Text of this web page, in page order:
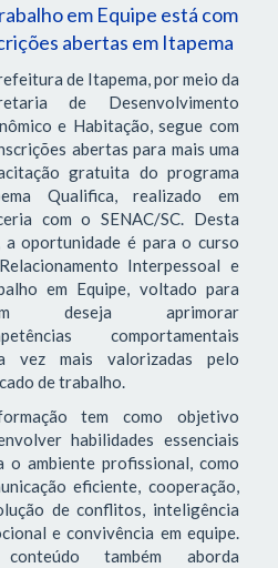
em Equipe está com
abertas em Itapema
de Itapema, por meio da
de Desenvolvimento
e Habitação, segue com
abertas para mais uma
gratuita do programa
Qualifica, realizado em
com o SENAC/SC. Desta
a oportunidade é para o curso
Interpessoal e
em Equipe, voltado para
deseja aprimorar
comportamentais
vez mais valorizadas pelo
de trabalho.
tem como objetivo
habilidades essenciais
o ambiente profissional, como
eficiente, cooperação,
de conflitos, inteligência
e convivência em equipe.
também aborda